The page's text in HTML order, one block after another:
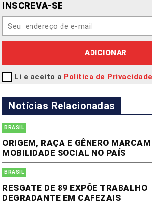
INSCREVA-SE
ADICIONAR
Li e aceito a Política de Privacidade
Notícias Relacionadas
BRASIL
ORIGEM, RAÇA E GÊNERO MARCAM
MOBILIDADE SOCIAL NO PAÍS
BRASIL
RESGATE DE 89 EXPÕE TRABALHO
DEGRADANTE EM CAFEZAIS